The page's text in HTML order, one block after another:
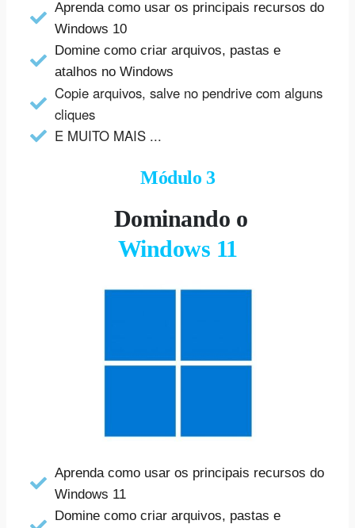
Aprenda como usar os principais recursos do
Windows 10
Domine como criar arquivos, pastas e
atalhos no Windows
Copie arquivos, salve no pendrive com alguns
cliques
E MUITO MAIS ...
Módulo 3
Dominando o
Windows 11
Aprenda como usar os principais recursos do
Windows 11
Domine como criar arquivos, pastas e